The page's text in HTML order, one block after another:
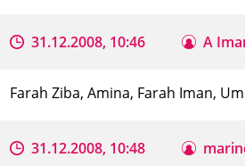
31.12.2008, 10:46 A
Farah Ziba, Amina, Farah Iman,
31.12.2008, 10:48